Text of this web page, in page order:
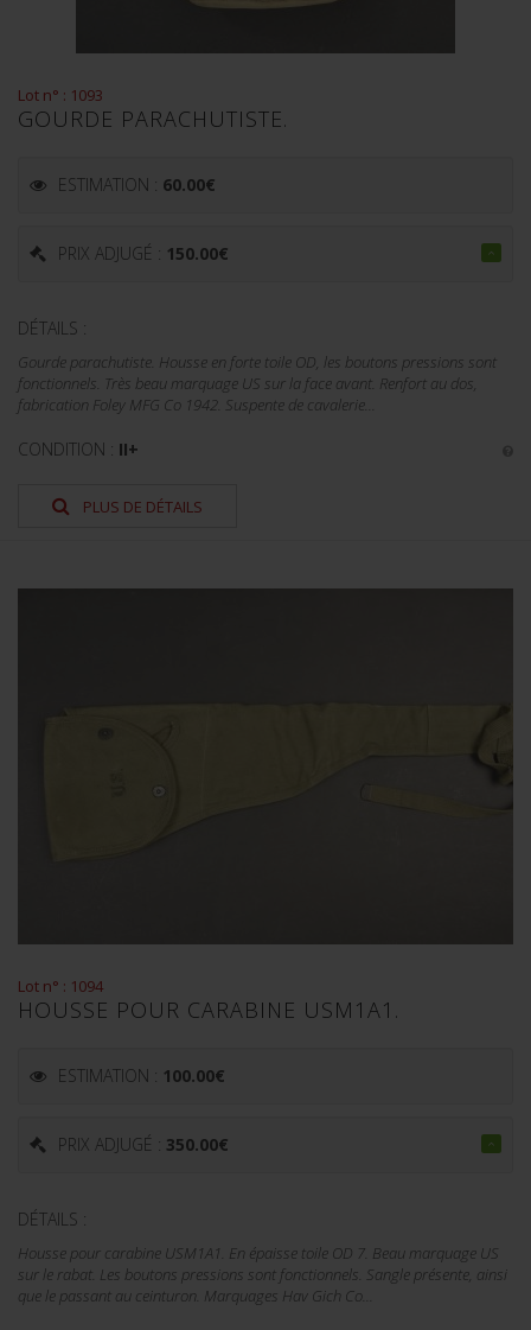
Lot n° : 1093
GOURDE PARACHUTISTE.
ESTIMATION : 60.00€
PRIX ADJUGÉ : 150.00€
DÉTAILS :
Gourde parachutiste. Housse en forte toile OD, les boutons pressions sont
fonctionnels. Très beau marquage US sur la face avant. Renfort au dos,
fabrication Foley MFG Co 1942. Suspente de cavalerie...
CONDITION : II+
PLUS DE DÉTAILS
Lot n° : 1094
HOUSSE POUR CARABINE USM1A1.
ESTIMATION : 100.00€
PRIX ADJUGÉ : 350.00€
DÉTAILS :
Housse pour carabine USM1A1. En épaisse toile OD 7. Beau marquage US
sur le rabat. Les boutons pressions sont fonctionnels. Sangle présente, ainsi
que le passant au ceinturon. Marquages Hav Gich Co...